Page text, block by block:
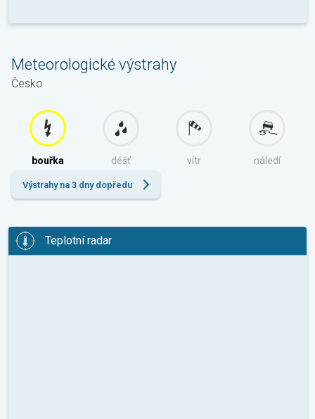
Meteorologické výstrahy
Česko
bouřka déšť vítr náledí
Výstrahy na 3 dny dopředu
Teplotní radar